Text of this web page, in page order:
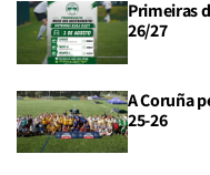
Primeiras
26/27
A Coruña
25-26